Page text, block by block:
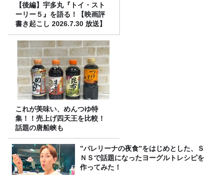
【後編】宇多丸『トイ・スト
ーリー５』を語る！【映画評
書き起こし 2026.7.30 放送】
これが美味い、めんつゆ特
集！！売上げ四天王を比較！
話題の唐船峡も
”バレリーナの夜食”をはじめとした、Ｓ
ＮＳで話題になったヨーグルトレシピを
作ってみた！